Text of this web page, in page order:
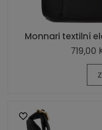
Monnari textilní
719,00